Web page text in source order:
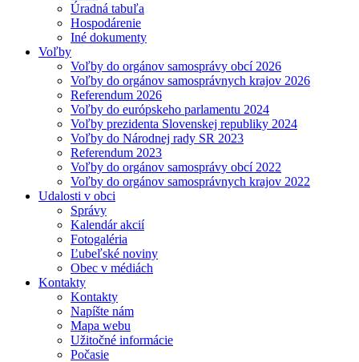
Úradná tabuľa
Hospodárenie
Iné dokumenty
Voľby
Voľby do orgánov samosprávy obcí 2026
Voľby do orgánov samosprávnych krajov 2026
Referendum 2026
Voľby do európskeho parlamentu 2024
Voľby prezidenta Slovenskej republiky 2024
Voľby do Národnej rady SR 2023
Referendum 2023
Voľby do orgánov samosprávy obcí 2022
Voľby do orgánov samosprávnych krajov 2022
Udalosti v obci
Správy
Kalendár akcií
Fotogaléria
Ľubeľské noviny
Obec v médiách
Kontakty
Kontakty
Napíšte nám
Mapa webu
Užitočné informácie
Počasie